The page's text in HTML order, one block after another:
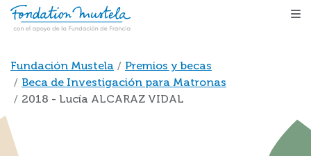
Pasar al contenido principal
Sobrescribir enlaces de ayuda a la navegación
Fundación Mustela
Premios y becas
Beca de Investigación para Matronas
2018 - Lucía ALCARAZ VIDAL